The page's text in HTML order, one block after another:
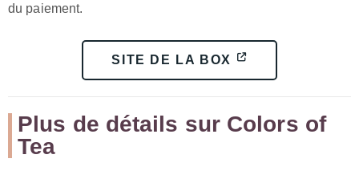
du paiement.
SITE DE LA BOX
Plus de détails sur Colors of
Tea